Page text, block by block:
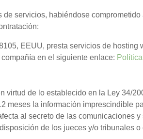
servicios, habiéndose
EEUU, presta servicios de hosting
en el siguiente enlace:
de lo establecido en la Ley 34/
meses la información imprescindible
al secreto de las comunicaciones
de los jueces y/o tribunales